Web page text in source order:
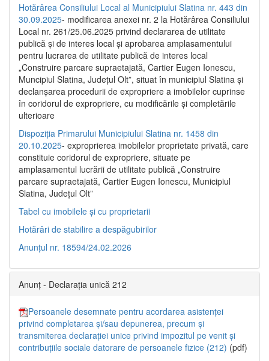
Hotărârea Consiliului Local al Municipiului Slatina nr. 443 din
30.09.2025- modificarea anexei nr. 2 la Hotărârea Consiliului
Local nr. 261/25.06.2025 privind declararea de utilitate
publică şi de interes local şi aprobarea amplasamentului
pentru lucrarea de utilitate publică de interes local
„Construire parcare supraetajată, Cartier Eugen Ionescu,
Muncipiul Slatina, Judeţul Olt”, situat în municipiul Slatina şi
declanşarea procedurii de expropriere a imobilelor cuprinse
în coridorul de expropriere, cu modificările şi completările
ulterioare
Dispoziția Primarului Municipiului Slatina nr. 1458 din
20.10.2025- exproprierea imobilelor proprietate privată, care
constituie coridorul de expropriere, situate pe
amplasamentul lucrării de utilitate publică „Construire
parcare supraetajată, Cartier Eugen Ionescu, Municipiul
Slatina, Județul Olt”
Tabel cu imobilele și cu proprietarii
Hotărâri de stabilire a despăgubirilor
Anunțul nr. 18594/24.02.2026
Anunț - Declarația unică 212
Persoanele desemnate pentru acordarea asistenței
privind completarea și/sau depunerea, precum și
transmiterea declarației unice privind impozitul pe venit și
contribuțiile sociale datorare de persoanele fizice (212) (pdf)